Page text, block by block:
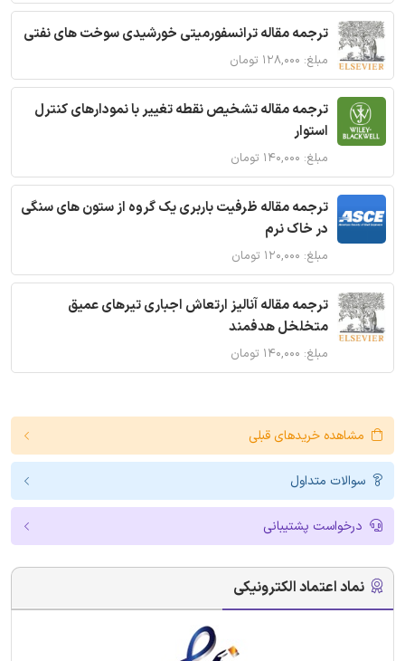
ترجمه مقاله ترانسفورمیتی خورشیدی سوخت های نفتی
مبلغ: ۱۲۸,۰۰۰ تومان
ترجمه مقاله تشخیص نقطه تغییر با نمودارهای کنترل
استوار
مبلغ: ۱۴۰,۰۰۰ تومان
ترجمه مقاله ظرفیت باربری یک گروه از ستون های سنگی
در خاک نرم
مبلغ: ۱۲۰,۰۰۰ تومان
ترجمه مقاله آنالیز ارتعاش اجباری تیرهای عمیق
متخلخل هدفمند
مبلغ: ۱۴۰,۰۰۰ تومان
مشاهده خریدهای قبلی
سوالات متداول
درخواست پشتیبانی
نماد اعتماد الکترونیکی